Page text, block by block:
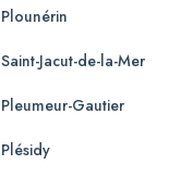
Plounérin
Saint-Jacut-de-la-Mer
Pleumeur-Gautier
Plésidy